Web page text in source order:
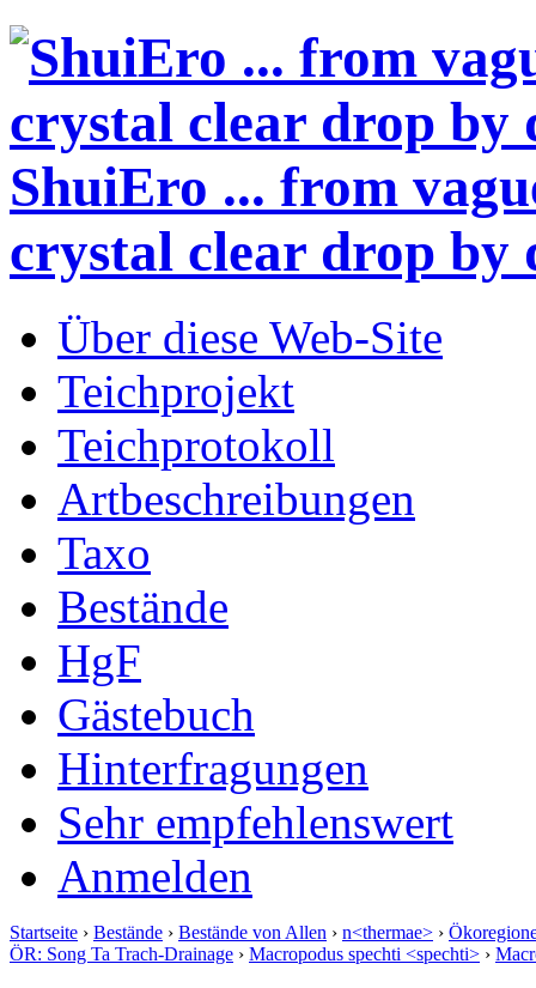
ShuiEro ... from
crystal clear drop by
Über diese Web-Site
Teichprojekt
Teichprotokoll
Artbeschreibungen
Taxo
Bestände
HgF
Gästebuch
Hinterfragungen
Sehr empfehlenswert
Anmelden
Startseite › Bestände › Bestände von Allen › n<thermae> ›
ÖR: Song Ta Trach-Drainage › Macropodus spechti <spechti> ›